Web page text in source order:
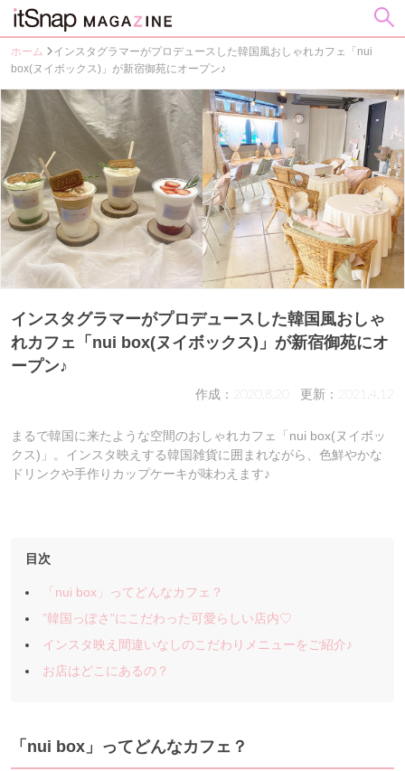
ホーム
インスタグラマーがプロデュースした韓国風おしゃれカフェ「nui
box(ヌイボックス)」が新宿御苑にオープン♪
インスタグラマーがプロデュースした韓国風おしゃ
れカフェ「nui box(ヌイボックス)」が新宿御苑にオ
ープン♪
作成：2020.8.20 更新：2021.4.12
まるで韓国に来たような空間のおしゃれカフェ「nui box(ヌイボッ
クス)」。インスタ映えする韓国雑貨に囲まれながら、色鮮やかな
ドリンクや手作りカップケーキが味わえます♪
目次
「nui box」ってどんなカフェ？
”韓国っぽさ”にこだわった可愛らしい店内♡
インスタ映え間違いなしのこだわりメニューをご紹介♪
お店はどこにあるの？
「nui box」ってどんなカフェ？